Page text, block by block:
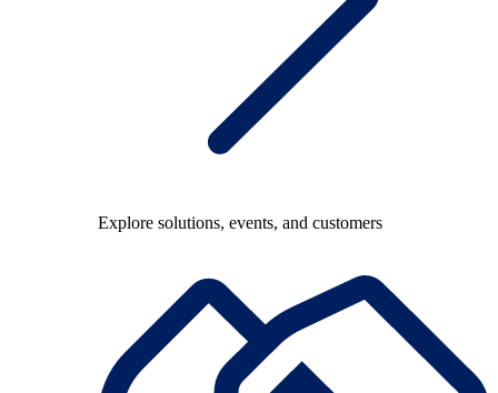
Explore solutions, events, and customers